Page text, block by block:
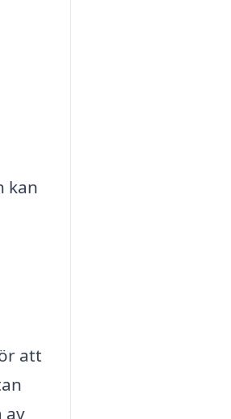
kan
att
av